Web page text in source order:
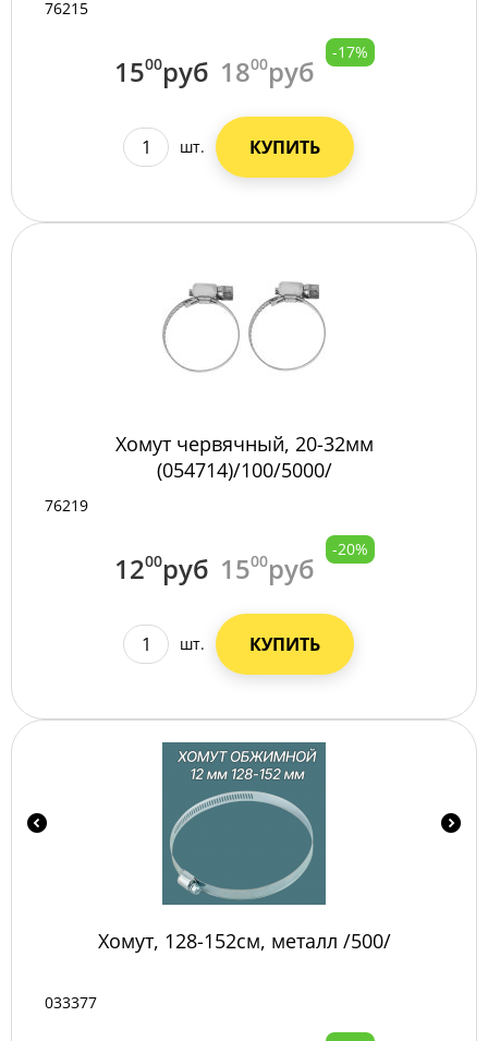
76215
1500руб 1800руб
-17%
шт. КУПИТЬ
Хомут червячный, 20-32мм
(054714)/100/5000/
76219
1200руб 1500руб
-20%
шт. КУПИТЬ
Хомут, 128-152см, металл /500/
033377